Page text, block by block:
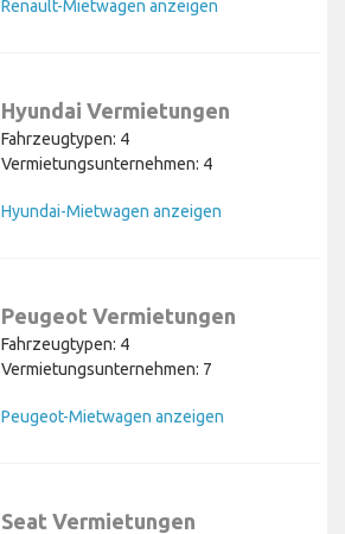
Renault-Mietwagen anzeigen
Hyundai Vermietungen
Fahrzeugtypen: 4
Vermietungsunternehmen: 4
Hyundai-Mietwagen anzeigen
Peugeot Vermietungen
Fahrzeugtypen: 4
Vermietungsunternehmen: 7
Peugeot-Mietwagen anzeigen
Seat Vermietungen